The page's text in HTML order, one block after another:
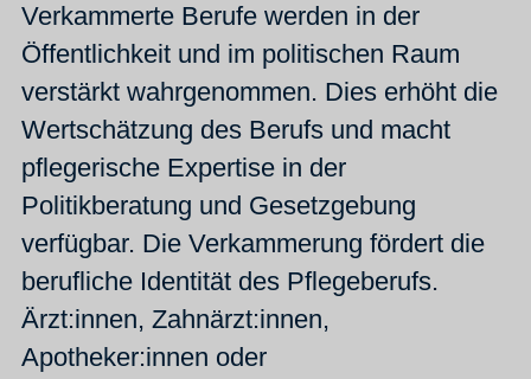
Verkammerte Berufe werden in der
Öffentlichkeit und im politischen Raum
verstärkt wahrgenommen. Dies erhöht die
Wertschätzung des Berufs und macht
pflegerische Expertise in der
Politikberatung und Gesetzgebung
verfügbar. Die Verkammerung fördert die
berufliche Identität des Pflegeberufs.
Ärzt:innen, Zahnärzt:innen,
Apotheker:innen oder